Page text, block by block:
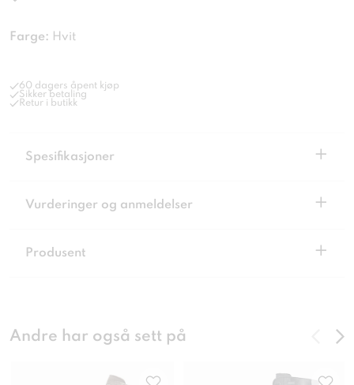
Farge: Hvit
60 dagers åpent kjøp
Sikker betaling
Retur i butikk
Spesifikasjoner +
Vurderinger og anmeldelser +
Produsent +
Andre har også sett på